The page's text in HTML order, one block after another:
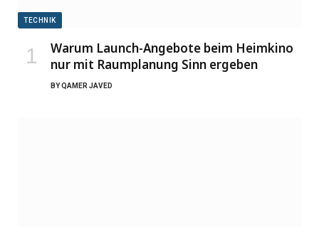
TECHNIK
Warum Launch-Angebote beim Heimkino
nur mit Raumplanung Sinn ergeben
BYQAMER JAVED